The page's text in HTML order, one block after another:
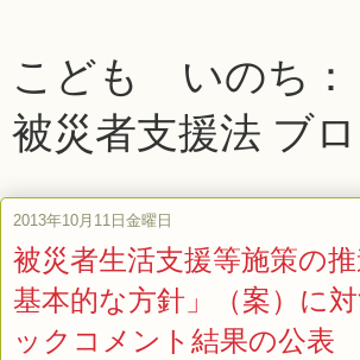
こども いのち：
被災者支援法 ブ
2013年10月11日金曜日
被災者生活支援等施策の
基本的な方針」（案）に
ックコメント結果の公表